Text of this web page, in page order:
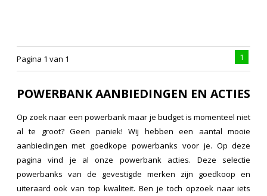
Pagina 1 van 1 1
POWERBANK AANBIEDINGEN EN ACTIES
Op zoek naar een powerbank maar je budget is momenteel niet
al te groot? Geen paniek! Wij hebben een aantal mooie
aanbiedingen met goedkope powerbanks voor je. Op deze
pagina vind je al onze powerbank acties. Deze selectie
powerbanks van de gevestigde merken zijn goedkoop en
uiteraard ook van top kwaliteit. Ben je toch opzoek naar iets